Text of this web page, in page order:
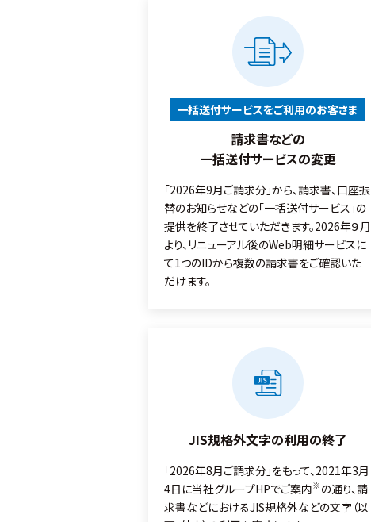
一括送付サービスをご利用のお客さま
請求書などの
一括送付サービスの変更
「2026年9月ご請求分」から、請求書、口座振
替のお知らせなどの「一括送付サービス」の
提供を終了させていただきます。2026年９月
より、リニューアル後のWeb明細サービスに
て1つのIDから複数の請求書をご確認いた
だけます。
JIS規格外文字の利用の終了
「2026年8月ご請求分」をもって、2021年3月
4日に当社グループHPでご案内※ の通り、請
求書などにおけるJIS規格外などの文字（以